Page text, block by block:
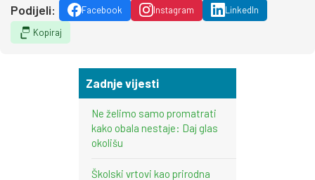
Podijeli: Facebook Instagram
LinkedIn
Kopiraj
Zadnje vijesti
Ne želimo samo promatrati
kako obala nestaje: Daj glas
okolišu
Školski vrtovi kao prirodna